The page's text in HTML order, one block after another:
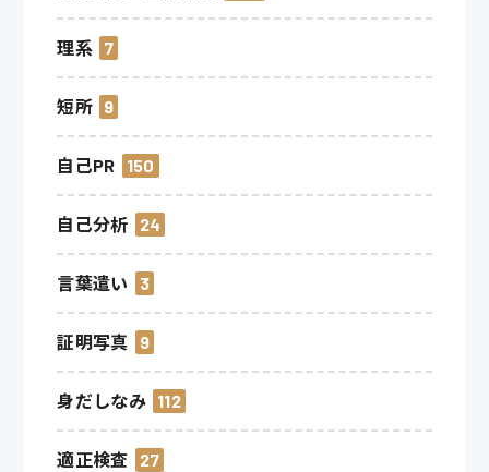
理系 7
短所 9
自己PR 150
自己分析 24
言葉遣い 3
証明写真 9
身だしなみ 112
適正検査 27